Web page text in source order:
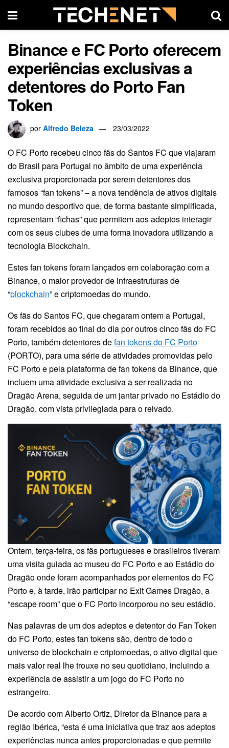
Binance e FC Porto oferecem
experiências exclusivas a
detentores do Porto Fan
Token
por Alfredo Beleza 23/03/2022
O FC Porto recebeu cinco fãs do Santos FC que viajaram
do Brasil para Portugal no âmbito de uma experiência
exclusiva proporcionada por serem detentores dos
famosos “fan tokens” – a nova tendência de ativos digitais
no mundo desportivo que, de forma bastante simplificada,
representam “fichas” que permitem aos adeptos interagir
com os seus clubes de uma forma inovadora utilizando a
tecnologia Blockchain.
Estes fan tokens foram lançados em colaboração com a
Binance, o maior provedor de infraestruturas de
“blockchain” e criptomoedas do mundo.
Os fãs do Santos FC, que chegaram ontem a Portugal,
foram recebidos ao final do dia por outros cinco fãs do FC
Porto, também detentores defan tokens do FC Porto
(PORTO), para uma série de atividades promovidas pelo
FC Porto e pela plataforma de fan tokens da Binance, que
incluem uma atividade exclusiva a ser realizada no
Dragão Arena, seguida de um jantar privado no Estádio do
Dragão, com vista privilegiada para o relvado.
Ontem, terça-feira, os fãs portugueses e brasileiros tiveram
uma visita guiada ao museu do FC Porto e ao Estádio do
Dragão onde foram acompanhados por elementos do FC
Porto e, à tarde, irão participar no Exit Games Dragão, a
“escape room” que o FC Porto incorporou no seu estádio.
Nas palavras de um dos adeptos e detentor do Fan Token
do FC Porto, estes fan tokens são, dentro de todo o
universo de blockchain e criptomoedas, o ativo digital que
mais valor real lhe trouxe no seu quotidiano, incluindo a
experiência de assistir a um jogo do FC Porto no
estrangeiro.
De acordo com Alberto Ortiz, Diretor da Binance para a
região Ibérica, “esta é uma iniciativa que traz aos adeptos
experiências nunca antes proporcionadas e que permite